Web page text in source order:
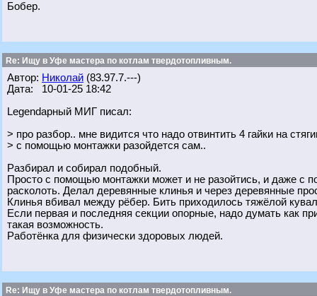
Бобер.
Re: Ищу в Уфе мастера по котлам твердотопливным.
Автор: Николай (83.97.7.---)
Дата: 10-01-25 18:42
Legendарный МИГ писал:
> про разбор.. мне видится что надо отвинтить 4 гайки на
> с помощью монтажки разойдется сам..
Разбирал и собирал подобный.
Просто с помощью монтажки может и не разойтись, и даже с
расколоть. Делал деревянные клинья и через деревянные
Клинья вбивал между рёбер. Бить приходилось тяжёлой
Если первая и последняя секции опорные, надо думать как
такая возможность.
Работёнка для физически здоровых людей.
Re: Ищу в Уфе мастера по котлам твердотопливным.